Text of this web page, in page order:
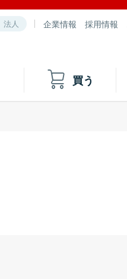
法人 企業情報 採用情報
買う